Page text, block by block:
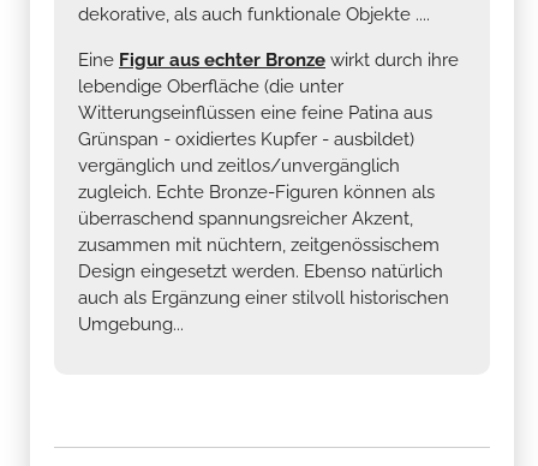
dekorative, als auch funktionale Objekte ....
Eine Figur aus echter Bronze wirkt durch ihre
lebendige Oberfläche (die unter
Witterungseinflüssen eine feine Patina aus
Grünspan - oxidiertes Kupfer - ausbildet)
vergänglich und zeitlos/unvergänglich
zugleich. Echte Bronze-Figuren können als
überraschend spannungsreicher Akzent,
zusammen mit nüchtern, zeitgenössischem
Design eingesetzt werden. Ebenso natürlich
auch als Ergänzung einer stilvoll historischen
Umgebung...